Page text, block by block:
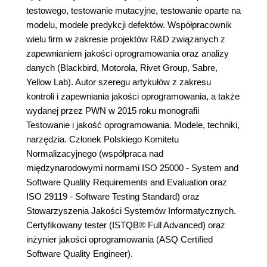
testowego, testowanie mutacyjne, testowanie oparte na
modelu, modele predykcji defektów. Współpracownik
wielu firm w zakresie projektów R&D związanych z
zapewnianiem jakości oprogramowania oraz analizy
danych (Blackbird, Motorola, Rivet Group, Sabre,
Yellow Lab). Autor szeregu artykułów z zakresu
kontroli i zapewniania jakości oprogramowania, a także
wydanej przez PWN w 2015 roku monografii
Testowanie i jakość oprogramowania. Modele, techniki,
narzędzia. Członek Polskiego Komitetu
Normalizacyjnego (współpraca nad
międzynarodowymi normami ISO 25000 - System and
Software Quality Requirements and Evaluation oraz
ISO 29119 - Software Testing Standard) oraz
Stowarzyszenia Jakości Systemów Informatycznych.
Certyfikowany tester (ISTQB® Full Advanced) oraz
inżynier jakości oprogramowania (ASQ Certified
Software Quality Engineer).